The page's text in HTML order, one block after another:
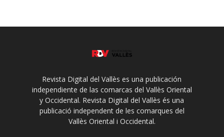
Revista Digital del Vallès es una publicación
independiente de las comarcas del Vallès Oriental
y Occidental. Revista Digital del Vallès és una
publicació independent de les comarques del
Vallès Oriental i Occidental.